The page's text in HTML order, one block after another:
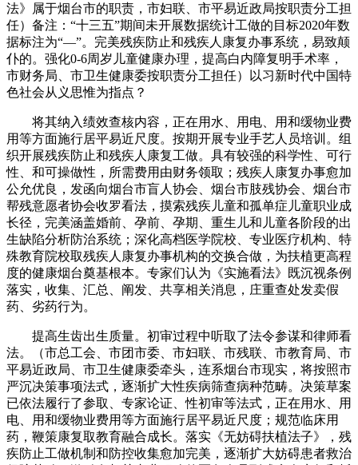
法》属于烟台市的职责，市妇联、市平易近政局按职责分工担
任）备注：“十三五”期间未开展数据统计工做的目标2020年数
据标注为“—”。完美残疾防止和残疾人康复办事系统，易致颠
仆的。强化0-6周岁儿童健康办理，提高白内障复明手术率，
市财务局、市卫生健康委按职责分工担任）以习新时代中国特
色社会从义思惟为指点？
将其纳入绩效查核内容，正在用水、用电、用和缓物业费
用等方面施行居平易近尺度。按期开展专业手艺人员培训。组
织开展残疾防止和残疾人康复工做。具有较强的科学性、可行
性、和可操做性，所需费用由财务领取；残疾人康复办事愈加
公允优良，发函向烟台市盲人协会、烟台市肢残协会、烟台市
帮残意愿者协会收罗看法，摸索残疾儿童和孤单症儿童职业成
长径，完美涵盖婚前、孕前、孕期、重生儿和儿童各阶段的出
生缺陷分析防治系统；深化高档医学院校、专业医疗机构、特
殊教育院校取残疾人康复办事机构的交换合做，为扶植更高程
度的健康烟台奠基根本。专家们认为《实施看法》既沉视条例
落实，收集、汇总、阐发、共享相关消息，庄重查处发卖假
药、劣药行为。
提高生齿出生质量。初审过程中听取了法令参谋和律师看
法。（市总工会、市团市委、市妇联、市残联、市教育局、市
平易近政局、市卫生健康委牵头，连系烟台市现实，将按照市
严沉决策事项法式，逐渐扩大性疾病筛查病种范畴。决策草案
已依法履行了参取、专家论证、性初审等法式，正在用水、用
电、用和缓物业费用等方面施行居平易近尺度；规范临床用
药，鞭策康复取教育融合成长。落实《无妨碍扶植法子》，残
疾防止工做机制和防控收集愈加完美，逐渐扩大妨碍患者救治